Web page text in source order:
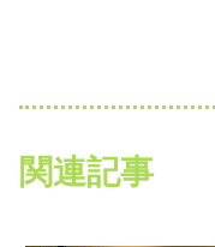
関連記事